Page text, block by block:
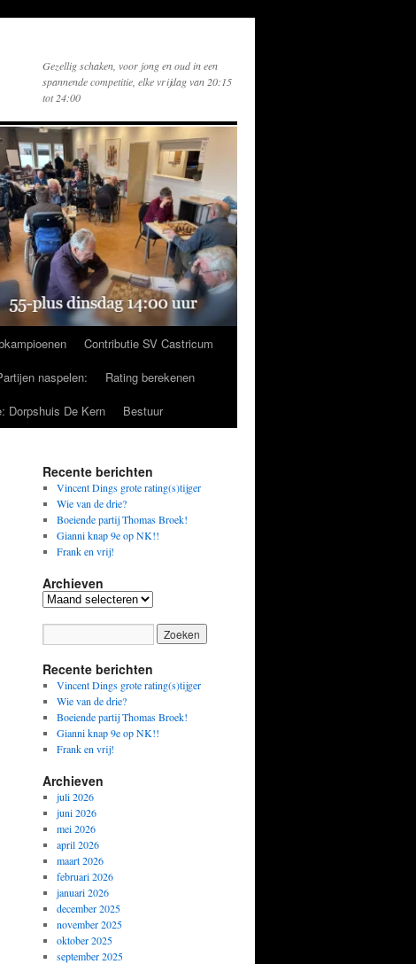
Gezellig schaken, voor jong en oud in een
spannende competitie, elke vrijdag van 20:15
tot 24:00
Contributie SV Castricum
naspelen:
Rating berekenen
Dorpshuis De Kern Bestuur
Recente berichten
Vincent Dings grote rating(s)tijger
Wie van de drie?
Boeiende partij Thomas Broek!
Gianni knap 9e op NK!!
Frank en vrij!
Archieven
Archieven
Recente berichten
Vincent Dings grote rating(s)tijger
Wie van de drie?
Boeiende partij Thomas Broek!
Gianni knap 9e op NK!!
Frank en vrij!
Archieven
juli 2026
juni 2026
mei 2026
april 2026
maart 2026
februari 2026
januari 2026
december 2025
november 2025
oktober 2025
september 2025